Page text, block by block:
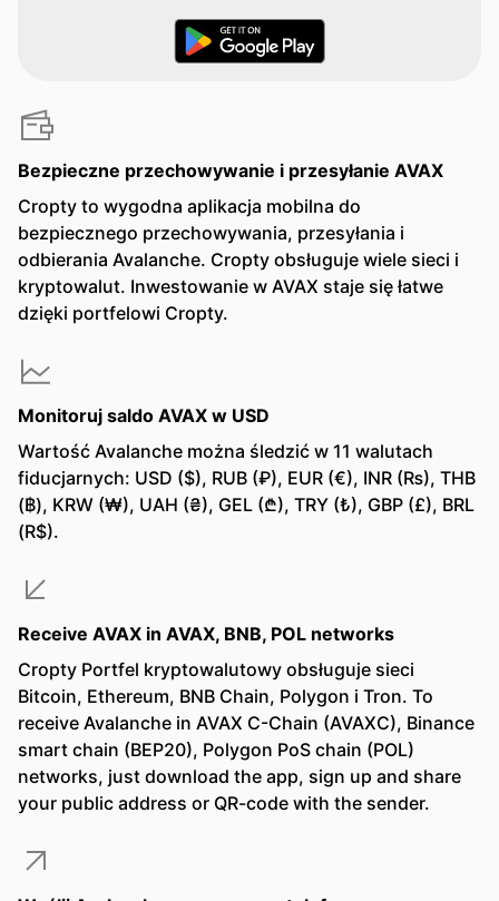
Bezpieczne przechowywanie i przesyłanie AVAX
Cropty to wygodna aplikacja mobilna do
bezpiecznego przechowywania, przesyłania i
odbierania Avalanche. Cropty obsługuje wiele sieci i
kryptowalut. Inwestowanie w AVAX staje się łatwe
dzięki portfelowi Cropty.
Monitoruj saldo AVAX w USD
Wartość Avalanche można śledzić w 11 walutach
fiducjarnych: USD ($), RUB (₽), EUR (€), INR (₨), THB
(฿), KRW (₩), UAH (₴), GEL (₾), TRY (₺), GBP (£), BRL
(R$).
Receive AVAX in AVAX, BNB, POL networks
Cropty Portfel kryptowalutowy obsługuje sieci
Bitcoin, Ethereum, BNB Chain, Polygon i Tron. To
receive Avalanche in AVAX C-Chain (AVAXC), Binance
smart chain (BEP20), Polygon PoS chain (POL)
networks, just download the app, sign up and share
your public address or QR-code with the sender.